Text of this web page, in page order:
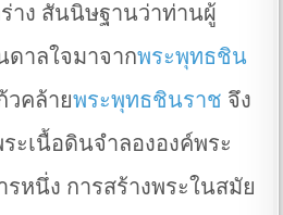
าง สันนิษฐานว่าท่านผู้
ดาลใจมาจากพระพุทธชิน
วคล้ายพระพุทธชินราช จึง
ะเนื้อดินจำลององค์พระ
หนึ่ง การสร้างพระในสมัย